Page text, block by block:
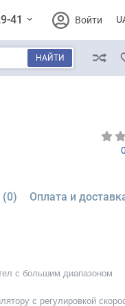
41 Войти
НАЙТИ
Оплата и
с большим диапазоном
с регулировкой